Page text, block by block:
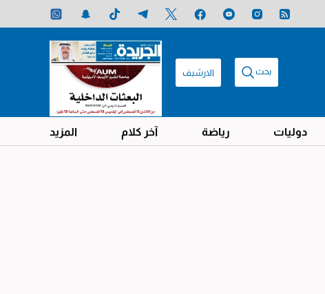
بحث الارشيف
دوليات رياضة آخر كلام المزيد